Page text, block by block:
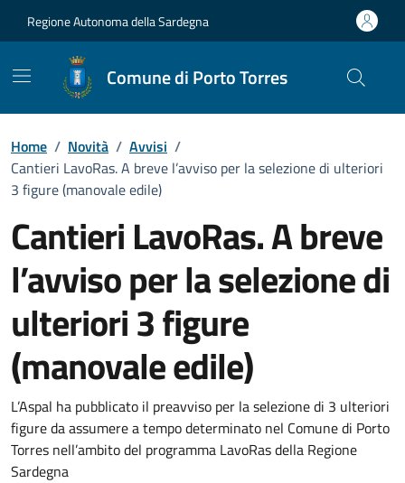
Regione Autonoma della Sardegna
Comune di Porto Torres
Home / Novità / Avvisi /
Cantieri LavoRas. A breve l’avviso per la selezione di ulteriori
3 figure (manovale edile)
Cantieri LavoRas. A breve
l’avviso per la selezione di
ulteriori 3 figure
(manovale edile)
Dettagli della notizia
L’Aspal ha pubblicato il preavviso per la selezione di 3 ulteriori
figure da assumere a tempo determinato nel Comune di Porto
Torres nell’ambito del programma LavoRas della Regione
Sardegna